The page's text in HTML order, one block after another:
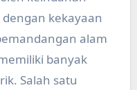
dengan kekayaan
alam
banyak
Salah satu